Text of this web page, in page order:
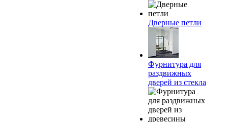
Дверные петли
Фурнитура для
раздвижных
дверей из стекла